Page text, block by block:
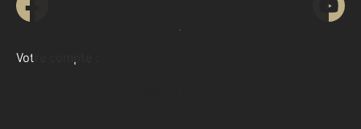
Demander une estimation
Votre compte :
Accéder à mon compte